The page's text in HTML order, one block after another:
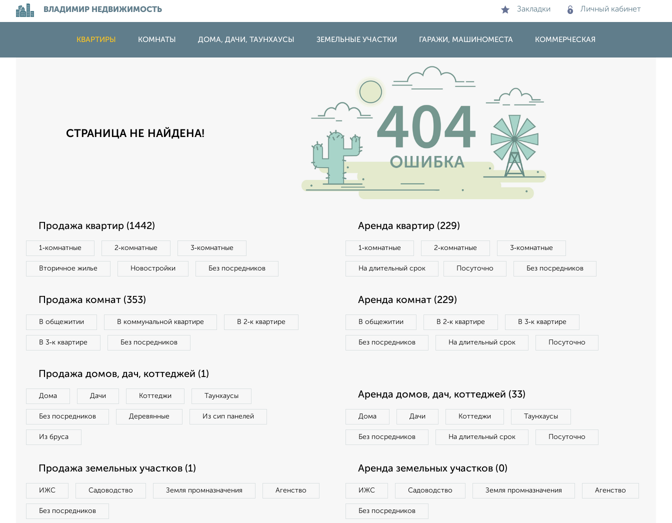
ВЛАДИМИР НЕДВИЖИМОСТЬ Закладки Личный кабинет
КВАРТИРЫ КОМНАТЫ ДОМА, ДАЧИ, ТАУНХАУСЫ ЗЕМЕЛЬНЫЕ УЧАСТКИ ГАРАЖИ, МАШИНОМЕСТА КОММЕРЧЕСКАЯ
СТРАНИЦА НЕ НАЙДЕНА!
Продажа квартир (1442)
1‑комнатные 2‑комнатные 3‑комнатные
Вторичное жилье Новостройки Без посредников
Аренда квартир (229)
1‑комнатные 2‑комнатные 3‑комнатные
На длительный срок Посуточно Без посредников
Продажа комнат (353)
В общежитии В коммунальной квартире В 2‑к квартире
В 3‑к квартире Без посредников
Аренда комнат (229)
В общежитии В 2‑к квартире В 3‑к квартире
Без посредников На длительный срок Посуточно
Продажа домов, дач, коттеджей (1)
Дома Дачи Коттеджи Таунхаусы
Без посредников Деревянные Из сип панелей
Из бруса
Аренда домов, дач, коттеджей (33)
Дома Дачи Коттеджи Таунхаусы
Без посредников На длительный срок Посуточно
Продажа земельных участков (1)
ИЖС Садоводство Земля промназначения Агенство
Без посредников
Аренда земельных участков (0)
ИЖС Садоводство Земля промназначения Агенство
Без посредников